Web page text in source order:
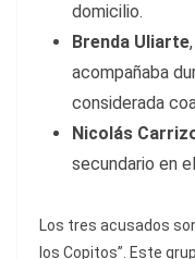
domicilio.
Brenda Uliarte
acompañaba
considerada
Nicolás
secundario en
Los tres acusados
los Copitos”. Este